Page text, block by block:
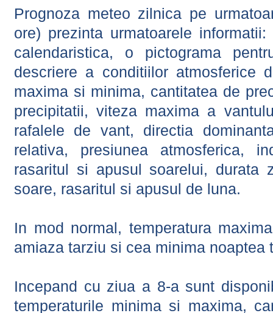
Prognoza meteo zilnica pe
ore) prezinta urmatoarele
calendaristica, o pictograma
descriere a conditiilor atmosferice
maxima si minima, cantitatea de
precipitatii, viteza maxima a
rafalele de vant, directia
relativa, presiunea atmosferica,
rasaritul si apusul soarelui, durata
soare, rasaritul si apusul de luna.
In mod normal, temperatura
amiaza tarziu si cea minima noaptea
Incepand cu ziua a 8-a sunt
temperaturile minima si maxima,